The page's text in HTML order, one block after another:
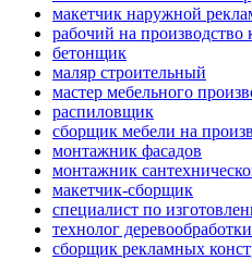
макетчик наружной
рабочий на производство
бетонщик
маляр строительный
мастер мебельного
распиловщик
сборщик мебели на
монтажник фасадов
монтажник
макетчик-сборщик
специалист по
технолог деревообработки
сборщик рекламных